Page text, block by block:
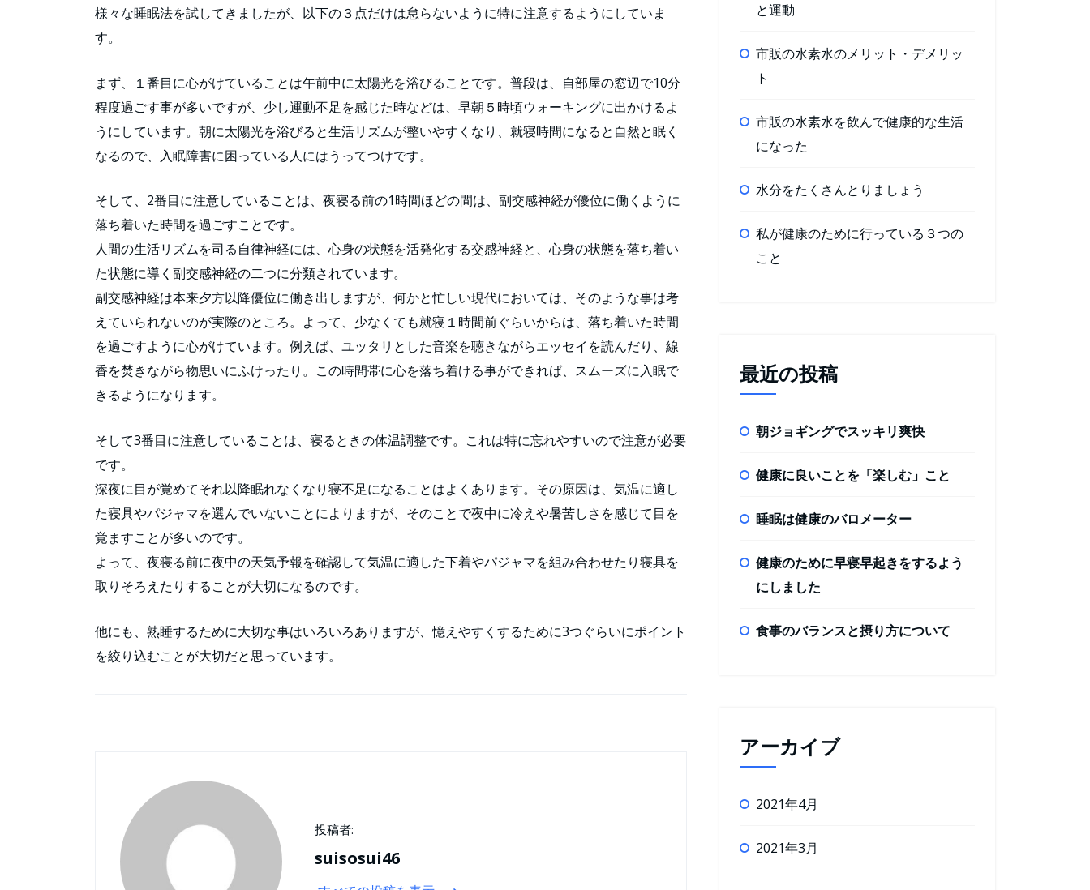
様々な睡眠法を試してきましたが、以下の３点だけは怠らないように特に注意するようにしていま
す。
まず、１番目に心がけていることは午前中に太陽光を浴びることです。普段は、自部屋の窓辺で10分
程度過ごす事が多いですが、少し運動不足を感じた時などは、早朝５時頃ウォーキングに出かけるよ
うにしています。朝に太陽光を浴びると生活リズムが整いやすくなり、就寝時間になると自然と眠く
なるので、入眠障害に困っている人にはうってつけです。
そして、2番目に注意していることは、夜寝る前の1時間ほどの間は、副交感神経が優位に働くように
落ち着いた時間を過ごすことです。
人間の生活リズムを司る自律神経には、心身の状態を活発化する交感神経と、心身の状態を落ち着い
た状態に導く副交感神経の二つに分類されています。
副交感神経は本来夕方以降優位に働き出しますが、何かと忙しい現代においては、そのような事は考
えていられないのが実際のところ。よって、少なくても就寝１時間前ぐらいからは、落ち着いた時間
を過ごすように心がけています。例えば、ユッタリとした音楽を聴きながらエッセイを読んだり、線
香を焚きながら物思いにふけったり。この時間帯に心を落ち着ける事ができれば、スムーズに入眠で
きるようになります。
そして3番目に注意していることは、寝るときの体温調整です。これは特に忘れやすいので注意が必要
です。
深夜に目が覚めてそれ以降眠れなくなり寝不足になることはよくあります。その原因は、気温に適し
た寝具やパジャマを選んでいないことによりますが、そのことで夜中に冷えや暑苦しさを感じて目を
覚ますことが多いのです。
よって、夜寝る前に夜中の天気予報を確認して気温に適した下着やパジャマを組み合わせたり寝具を
取りそろえたりすることが大切になるのです。
他にも、熟睡するために大切な事はいろいろありますが、憶えやすくするために3つぐらいにポイント
を絞り込むことが大切だと思っています。
投稿者:
suisosui46
と運動
市販の水素水のメリット・デメリッ
ト
市販の水素水を飲んで健康的な生活
になった
水分をたくさんとりましょう
私が健康のために行っている３つの
こと
最近の投稿
朝ジョギングでスッキリ爽快
健康に良いことを「楽しむ」こと
睡眠は健康のバロメーター
健康のために早寝早起きをするよう
にしました
食事のバランスと摂り方について
アーカイブ
2021年4月
2021年3月